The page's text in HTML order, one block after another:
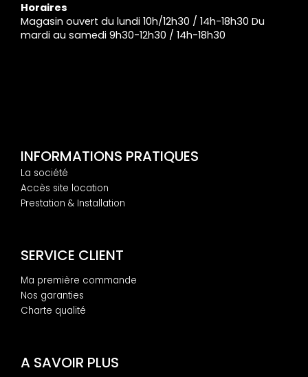
Horaires
Magasin ouvert du lundi 10h/12h30 / 14h-18h30 Du
mardi au samedi 9h30-12h30 / 14h-18h30
INFORMATIONS PRATIQUES
La société
Accès site location
Prestation & Installation
SERVICE CLIENT
Ma première commande
Nos garanties
Charte qualité
A SAVOIR PLUS